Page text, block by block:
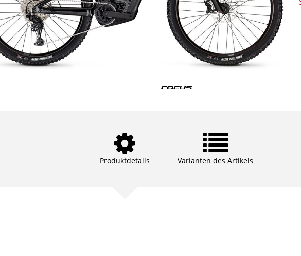
Produktdetails Varianten des Artikels